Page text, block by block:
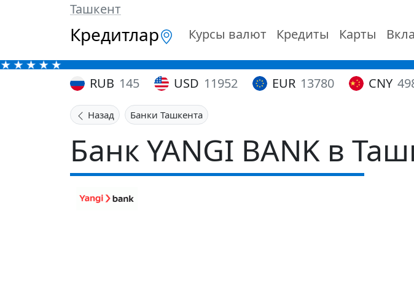
Ташкент
Кредитлар Курсы валют Кредиты Карты
RUB 145 USD 11952 EUR 13780 CNY
Назад Банки Ташкента
Банк YANGI BANK в